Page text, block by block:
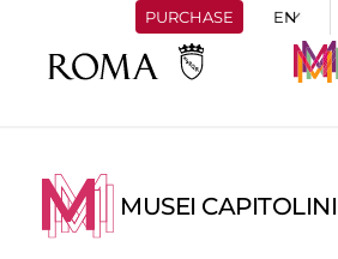
PURCHASE
MUSEI CAPITOLINI